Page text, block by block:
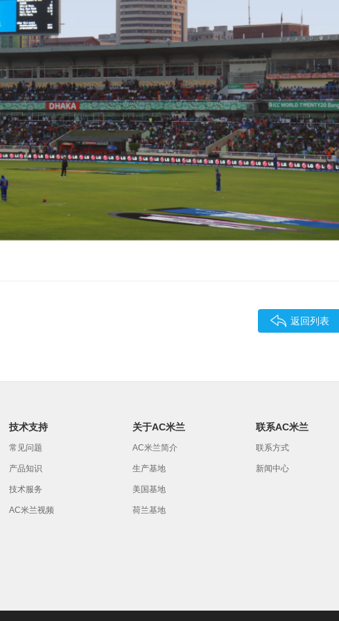
返回列表
技术支持
常见问题
产品知识
技术服务
AC米兰视频
关于AC米兰
AC米兰简介
生产基地
美国基地
荷兰基地
联系AC米兰
联系方式
新闻中心